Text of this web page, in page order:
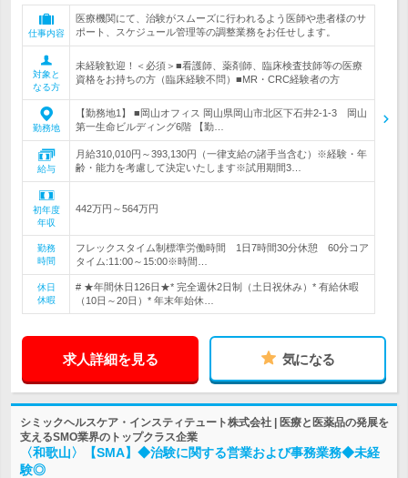
仕事内容
医療機関にて、治験がスムーズに行われるよう医師や患者様のサ
ポート、スケジュール管理等の調整業務をお任せします。
対象と
なる方
未経験歓迎！＜必須＞■看護師、薬剤師、臨床検査技師等の医療
資格をお持ちの方（臨床経験不問）■MR・CRC経験者の方
勤務地
【勤務地1】 ■岡山オフィス 岡山県岡山市北区下石井2-1-3 岡山
第一生命ビルディング6階 【勤…
給与
月給310,010円～393,130円（一律支給の諸手当含む）※経験・年
齢・能力を考慮して決定いたします※試用期間3…
初年度
年収
442万円～564万円
勤務
時間
フレックスタイム制標準労働時間 1日7時間30分休憩 60分コア
タイム:11:00～15:00※時間…
休日
休暇
# ★年間休日126日★* 完全週休2日制（土日祝休み）* 有給休暇
（10日～20日）* 年末年始休…
求人詳細を見る 気になる
シミックヘルスケア・インスティテュート株式会社 | 医療と医薬品の発展を
支えるSMO業界のトップクラス企業
〈和歌山〉【SMA】◆治験に関する営業および事務業務◆未経
験◎